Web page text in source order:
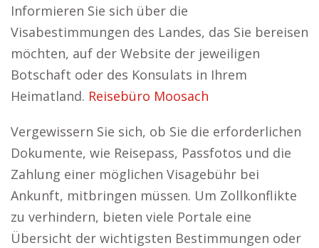
Informieren Sie sich über die
Visabestimmungen des Landes, das Sie bereisen
möchten, auf der Website der jeweiligen
Botschaft oder des Konsulats in Ihrem
Heimatland. Reisebüro Moosach
Vergewissern Sie sich, ob Sie die erforderlichen
Dokumente, wie Reisepass, Passfotos und die
Zahlung einer möglichen Visagebühr bei
Ankunft, mitbringen müssen. Um Zollkonflikte
zu verhindern, bieten viele Portale eine
Übersicht der wichtigsten Bestimmungen oder